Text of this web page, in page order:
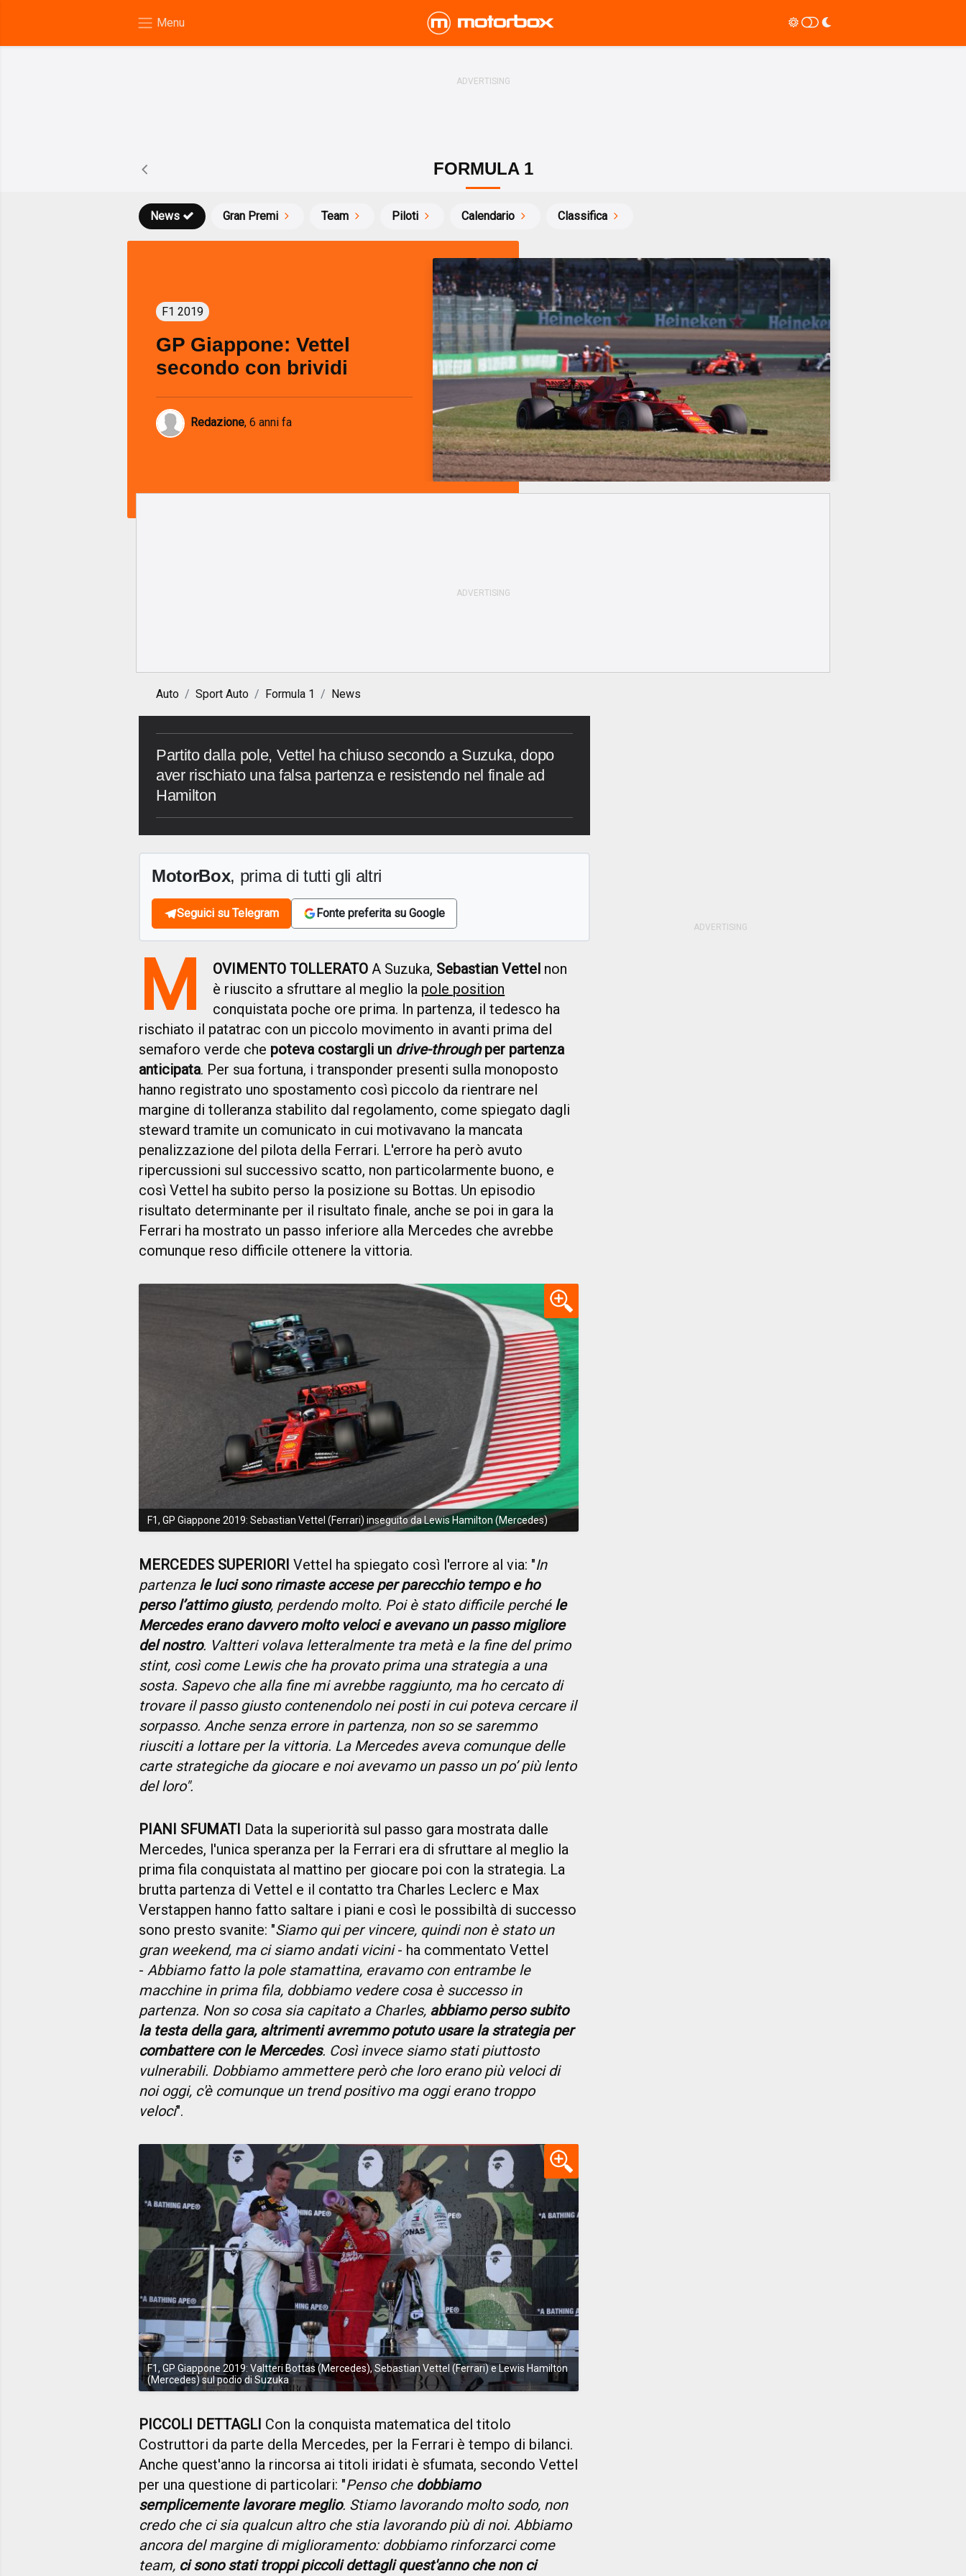
FORMULA 1
News Gran Premi Team Piloti Calendario Classifica
F1 2019
GP Giappone: Vettel
secondo con brividi
Redazione, 6 anni fa
Auto Sport Auto Formula 1 News
Partito dalla pole, Vettel ha chiuso secondo a Suzuka, dopo
aver rischiato una falsa partenza e resistendo nel finale ad
Hamilton
MotorBox, prima di tutti gli altri
Seguici su Telegram Fonte preferita su Google
M OVIMENTO TOLLERATO A Suzuka, Sebastian Vettel non
è riuscito a sfruttare al meglio la pole position
conquistata poche ore prima. In partenza, il tedesco ha
rischiato il patatrac con un piccolo movimento in avanti prima del
semaforo verde che poteva costargli un drive-throughper partenza
anticipata. Per sua fortuna, i transponder presenti sulla monoposto
hanno registrato uno spostamento così piccolo da rientrare nel
margine di tolleranza stabilito dal regolamento, come spiegato dagli
steward tramite un comunicato in cui motivavano la mancata
penalizzazione del pilota della Ferrari. L'errore ha però avuto
ripercussioni sul successivo scatto, non particolarmente buono, e
così Vettel ha subito perso la posizione su Bottas. Un episodio
risultato determinante per il risultato finale, anche se poi in gara la
Ferrari ha mostrato un passo inferiore alla Mercedes che avrebbe
comunque reso difficile ottenere la vittoria.
F1, GP Giappone 2019: Sebastian Vettel (Ferrari) inseguito da Lewis Hamilton (Mercedes)
MERCEDES SUPERIORI Vettel ha spiegato così l'errore al via: "In
partenza le luci sono rimaste accese per parecchio tempo e ho
perso l’attimo giusto, perdendo molto. Poi è stato difficile perché le
Mercedes erano davvero molto veloci e avevano un passo migliore
del nostro. Valtteri volava letteralmente tra metà e la fine del primo
stint, così come Lewis che ha provato prima una strategia a una
sosta. Sapevo che alla fine mi avrebbe raggiunto, ma ho cercato di
trovare il passo giusto contenendolo nei posti in cui poteva cercare il
sorpasso. Anche senza errore in partenza, non so se saremmo
riusciti a lottare per la vittoria. La Mercedes aveva comunque delle
carte strategiche da giocare e noi avevamo un passo un po’ più lento
del loro".
PIANI SFUMATI Data la superiorità sul passo gara mostrata dalle
Mercedes, l'unica speranza per la Ferrari era di sfruttare al meglio la
prima fila conquistata al mattino per giocare poi con la strategia. La
brutta partenza di Vettel e il contatto tra Charles Leclerc e Max
Verstappen hanno fatto saltare i piani e così le possibiltà di successo
sono presto svanite: "Siamo qui per vincere, quindi non è stato un
gran weekend, ma ci siamo andati vicini- ha commentato Vettel
- Abbiamo fatto la pole stamattina, eravamo con entrambe le
macchine in prima fila, dobbiamo vedere cosa è successo in
partenza. Non so cosa sia capitato a Charles, abbiamo perso subito
la testa della gara, altrimenti avremmo potuto usare la strategia per
combattere con le Mercedes. Così invece siamo stati piuttosto
vulnerabili. Dobbiamo ammettere però che loro erano più veloci di
noi oggi, c'è comunque un trend positivo ma oggi erano troppo
veloci".
F1, GP Giappone 2019: Valtteri Bottas (Mercedes), Sebastian Vettel (Ferrari) e Lewis Hamilton
(Mercedes) sul podio di Suzuka
PICCOLI DETTAGLI Con la conquista matematica del titolo
Costruttori da parte della Mercedes, per la Ferrari è tempo di bilanci.
Anche quest'anno la rincorsa ai titoli iridati è sfumata, secondo Vettel
per una questione di particolari: "Penso che dobbiamo
semplicemente lavorare meglio. Stiamo lavorando molto sodo, non
credo che ci sia qualcun altro che stia lavorando più di noi. Abbiamo
ancora del margine di miglioramento: dobbiamo rinforzarci come
team, ci sono stati troppi piccoli dettagli quest'anno che non ci